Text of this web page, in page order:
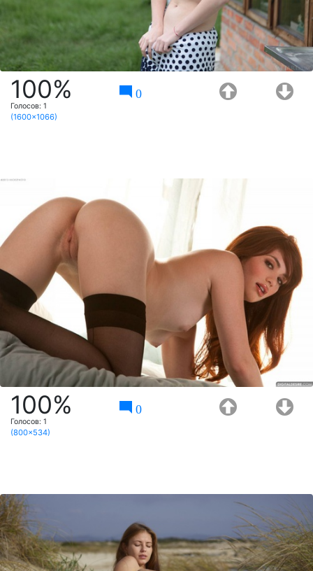
100%
Голосов: 1
0
(1600x1066)
100%
Голосов: 1
0
(800x534)